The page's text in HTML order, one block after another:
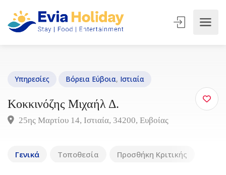
Υπηρεσίες Βόρεια Εύβοια, Ιστιαία
Κοκκινόζης Μιχαήλ Δ.
25ης Μαρτίου 14, Ιστιαία, 34200, Ευβοίας
Γενικά Τοποθεσία Προσθήκη Κριτικής